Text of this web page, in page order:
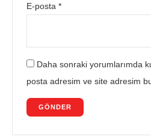
E-posta*
Daha sonraki yorumlarımda
posta adresim ve site adresim